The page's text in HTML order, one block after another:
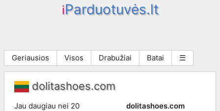
iParduotuvės.lt
Geriausios Visos Drabužiai Batai ☰
dolitashoes.com
dolitashoes.com
Jau daugiau nei 20